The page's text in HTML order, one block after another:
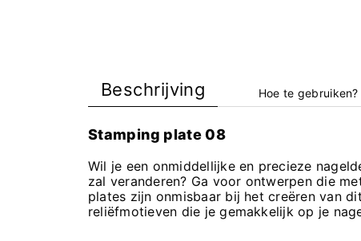
Beschrijving Hoe te gebruiken?
Stamping plate 08
Wil je een onmiddellijke en precieze
zal veranderen? Ga voor ontwerpen die
plates zijn onmisbaar bij het creëren van
reliëfmotieven die je gemakkelijk op je